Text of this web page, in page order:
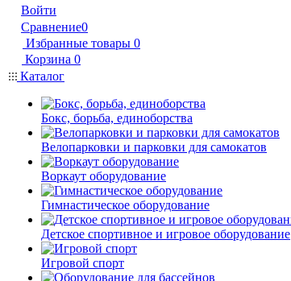
Войти
Сравнение0
Избранные товары 0
Корзина 0
Каталог
Бокс, борьба, единоборства
Велопарковки и парковки для самокатов
Воркаут оборудование
Гимнастическое оборудование
Детское спортивное и игровое оборудование
Игровой спорт